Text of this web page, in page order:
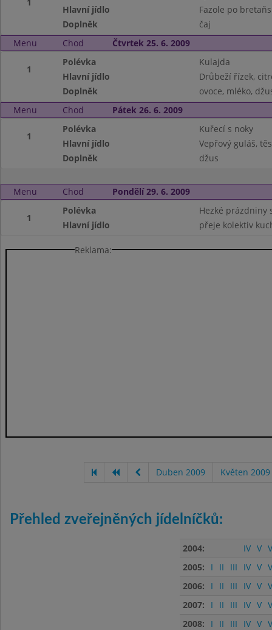
Hlavní jídlo
Fazole po
Doplněk
čaj
Menu
Chod Čtvrtek 25. 6. 2009
1
Polévka
Kulajda
Hlavní jídlo
Drůbeží řízek,
Doplněk
ovoce, mléko,
Menu
Chod Pátek 26. 6. 2009
1
Polévka
Kuřecí s noky
Hlavní jídlo
Vepřový guláš,
Doplněk
džus
Menu Chod Pondělí 29. 6. 2009
1
Polévka
Hezké prázdniny
Hlavní jídlo
přeje kolektiv
Reklama:
Duben 2009 Květen 2009
Přehled zveřejněných jídelníčků:
2004: IV V
2005:
I II III IV V
2006:
I II III IV V
2007:
I II III IV V
2008:
I II III IV V